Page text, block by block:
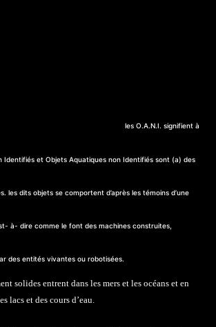
les O.A.N.I. signifient à
Identifiés et Objets Aquatiques non Identifiés sont (a) des
les dits objets se comportent d’après les témoins d’une
à- dire comme le font des machines construites,
des entités vivantes ou robotisées.
solides entrent dans les mers et les océans et en
lacs et des cours d’eau.